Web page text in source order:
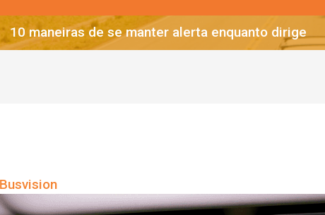
10 maneiras de se manter alerta enquanto dirige
Busvision